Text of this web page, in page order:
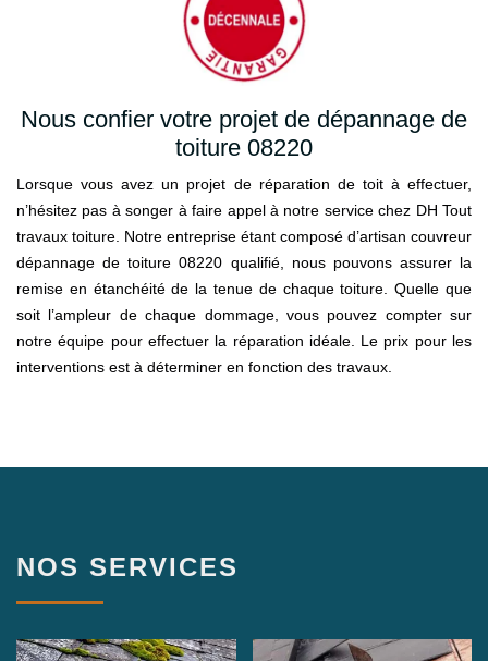
Nous confier votre projet de dépannage de
toiture 08220
Lorsque vous avez un projet de réparation de toit à effectuer,
n’hésitez pas à songer à faire appel à notre service chez DH Tout
travaux toiture. Notre entreprise étant composé d’artisan couvreur
dépannage de toiture 08220 qualifié, nous pouvons assurer la
remise en étanchéité de la tenue de chaque toiture. Quelle que
soit l’ampleur de chaque dommage, vous pouvez compter sur
notre équipe pour effectuer la réparation idéale. Le prix pour les
interventions est à déterminer en fonction des travaux.
NOS SERVICES